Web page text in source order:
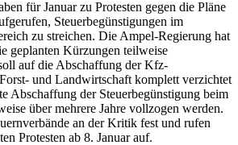
für Januar zu Protesten gegen die Pläne
Steuerbegünstigungen im
zu streichen. Die Ampel-Regierung hat
geplanten Kürzungen teilweise
auf die Abschaffung der Kfz-
und Landwirtschaft komplett verzichtet
Abschaffung der Steuerbegünstigung beim
über mehrere Jahre vollzogen werden.
an der Kritik fest und rufen
Protesten ab 8. Januar auf.